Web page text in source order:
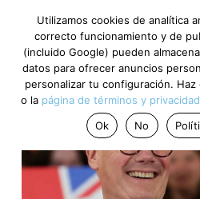
Utilizamos cookies de analítica
correcto funcionamiento y de
(incluido Google) pueden
datos para ofrecer anuncios
personalizar tu configuración.
o la página de términos y
Ok
No